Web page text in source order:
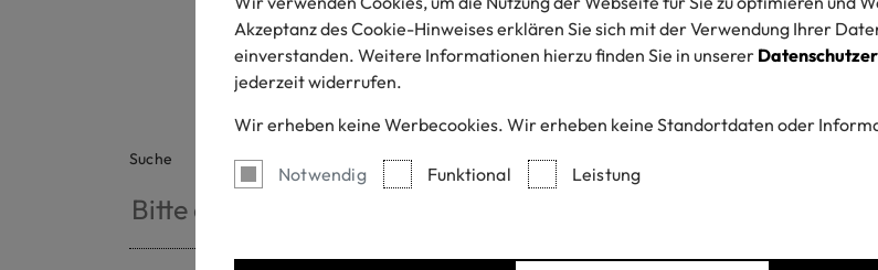
Akzeptanz des Cookie-Hinweises erklären Sie sich mit der Verwendung Ihrer
einverstanden. Weitere Informationen hierzu finden Sie in unserer
jederzeit widerrufen.
Wir erheben keine Werbecookies. Wir erheben keine Standortdaten oder
Notwendig Funktional Leistung
Suche